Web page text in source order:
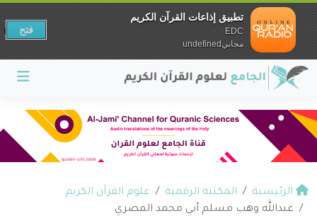
الرئيسية المكتبة الرقمية
علوم القرآن الكريم
عبدالله وهب مسلم أبي محمد المصري
تطبيق إذاعات القرآن الكريم
EDC
مجانيundefined
فتح